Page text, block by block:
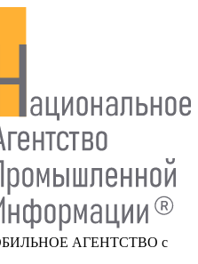
АГЕНТСТВО с